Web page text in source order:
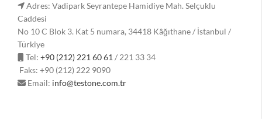
Adres: Vadipark Seyrantepe Hamidiye Mah. Selçuklu
Caddesi
No 10 C Blok 3. Kat 5 numara, 34418 Kâğıthane / İstanbul /
Türkiye
Tel: +90 (212) 221 60 61 / 221 33 34
Faks: +90 (212) 222 9090
Email: info@testone.com.tr